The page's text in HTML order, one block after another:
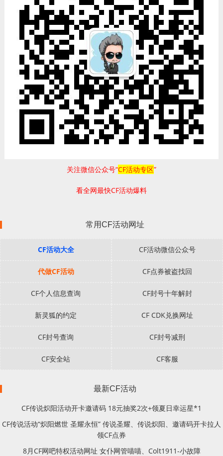
关注微信公众号“CF活动专区”
看全网最快CF活动爆料
常用CF活动网址
CF活动大全 CF活动微信公众号
代做CF活动 CF点券被盗找回
CF个人信息查询 CF封号十年解封
新灵狐的约定 CF CDK兑换网址
CF封号查询 CF封号减刑
CF安全站 CF客服
最新CF活动
CF传说炽阳活动开卡邀请码 18元抽奖2次+领夏日幸运星*1
CF传说活动“炽阳燃世 圣耀永恒” 传说圣耀、传说炽阳、邀请码开卡拉人
领CF点券
8月CF网吧特权活动网址 女仆网管喵喵、Colt1911-小故障